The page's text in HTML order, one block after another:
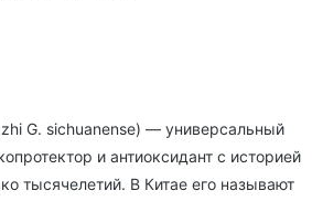
G. sichuanense) — универсальный
и антиоксидант с историей
тысячелетий. В Китае его называют